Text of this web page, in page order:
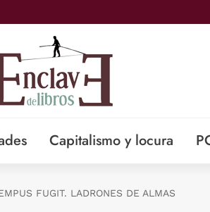
Capitalismo y locura
FUGIT. LADRONES DE ALMAS